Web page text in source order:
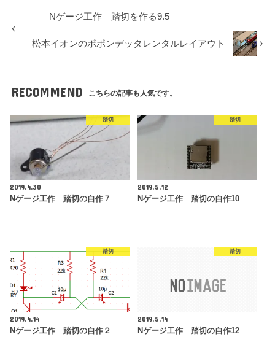
Nゲージ工作 踏切を作る9.5
松本イオンのポポンデッタレンタルレイアウト
RECOMMEND こちらの記事も人気です。
踏切
2019.4.30
Nゲージ工作 踏切の自作７
踏切
2019.5.12
Nゲージ工作 踏切の自作10
踏切
2019.4.14
Nゲージ工作 踏切の自作２
踏切
2019.5.14
Nゲージ工作 踏切の自作12